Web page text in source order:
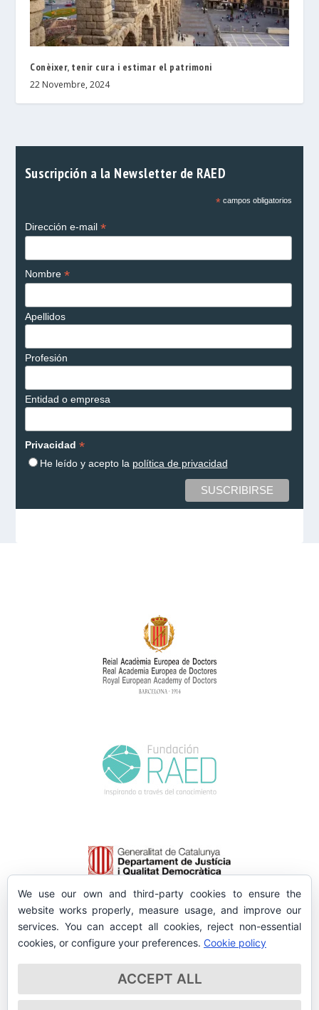
Conèixer, tenir cura i estimar el patrimoni
22 Novembre, 2024
Suscripción a la Newsletter de RAED
*campos obligatorios
Dirección e-mail *
Nombre *
Apellidos
Profesión
Entidad o empresa
Privacidad *
He leído y acepto la política de privacidad
We use our own and third-party cookies to ensure the
website works properly, measure usage, and improve our
services. You can accept all cookies, reject non-essential
cookies, or configure your preferences. Cookie policy
ACCEPT ALL